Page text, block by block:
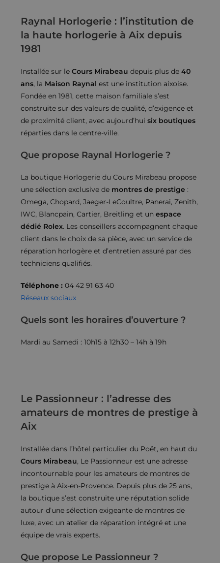
Raynal Horlogerie : l’institution de
la haute horlogerie à Aix depuis
1981
Installée sur leCours Mirabeau depuis plus de40
ans, la Maison Raynal est une institution aixoise.
Fondée en 1981, cette maison familiale s’est
construite sur des valeurs de qualité, d’exigence et
de proximité client, avec aujourd’huisix boutiques
réparties dans le centre-ville.
Que propose Raynal Horlogerie ?
La boutique Horlogerie du Cours Mirabeau propose
une sélection exclusive de montres de prestige :
Omega, Chopard, Jaeger-LeCoultre, Panerai, Zenith,
IWC, Blancpain, Cartier, Breitling et unespace
dédié Rolex. Les conseillers accompagnent chaque
client dans le choix de sa pièce, avec un service de
réparation horlogère et d’entretien assuré par des
techniciens qualifiés.
Téléphone :04 42 91 63 40
Réseaux sociaux
Quels sont les horaires d’ouverture ?
Mardi au Samedi : 10h15 à 12h30 – 14h à 19h
Le Passionneur : l’adresse des
amateurs de montres de prestige à
Aix
Installée dans l’hôtel particulier du Poët, en haut du
Cours Mirabeau, Le Passionneur est une adresse
incontournable pour les amateurs de montres de
prestige à Aix-en-Provence. Depuis plus de 25 ans,
la boutique s’est construite une réputation solide
autour d’une sélection exigeante de montres de
luxe, avec un atelier de réparation intégré et une
équipe de vrais experts.
Que propose Le Passionneur ?